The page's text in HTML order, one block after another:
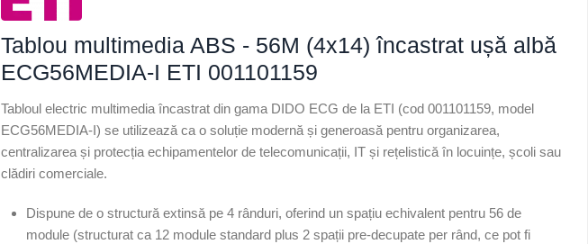
Tablou multimedia ABS - 56M (4x14) încastrat ușă albă
ECG56MEDIA-I ETI 001101159
Tabloul electric multimedia încastrat din gama DIDO ECG de la ETI (cod 001101159, model
ECG56MEDIA-I) se utilizează ca o soluție modernă și generoasă pentru organizarea,
centralizarea și protecția echipamentelor de telecomunicații, IT și rețelistică în locuințe, școli sau
clădiri comerciale.
Dispune de o structură extinsă pe 4 rânduri, oferind un spațiu echivalent pentru 56 de
module (structurat ca 12 module standard plus 2 spații pre-decupate per rând, ce pot fi